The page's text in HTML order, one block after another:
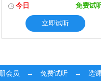
今日 免费试
立即试听
册会员 → 免费试听 → 选